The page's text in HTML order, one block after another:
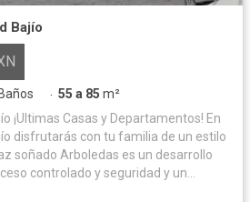
Bajío
Baños · 55 a 85 m²
En
disfrutarás con tu familia de un estilo
es un desarrollo
controlado y seguridad y un